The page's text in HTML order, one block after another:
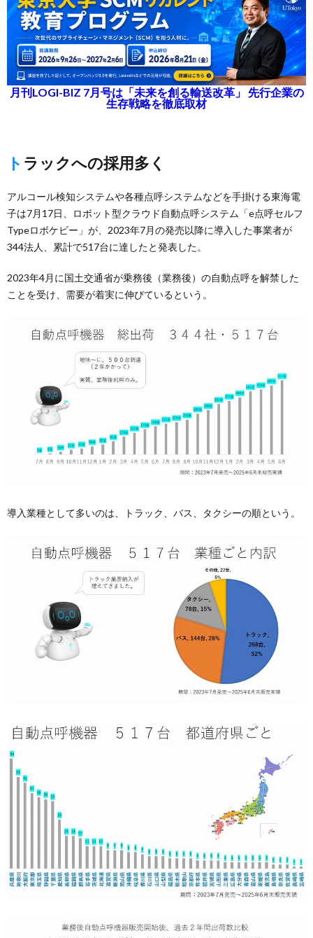
月刊LOGI-BIZ 7月号は「未来を創る輸送改革」 先行企業の
生存戦略を徹底取材
トラックへの採用多く
アルコール検知システムや各種点呼システムなどを手掛ける東海電
子は7月17日、ロボット型クラウド自動点呼システム「e点呼セルフ
Typeロボケビー」が、2023年7月の発売以降に導入した事業者が
344法人、累計で517台に達したと発表した。
2023年4月に国土交通省が乗務後（業務後）の自動点呼を解禁した
ことを受け、需要が着実に伸びているという。
導入業種として多いのは、トラック、バス、タクシーの順という。